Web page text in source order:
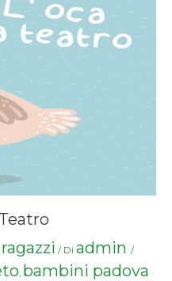
/ Di admin /
bambini padova